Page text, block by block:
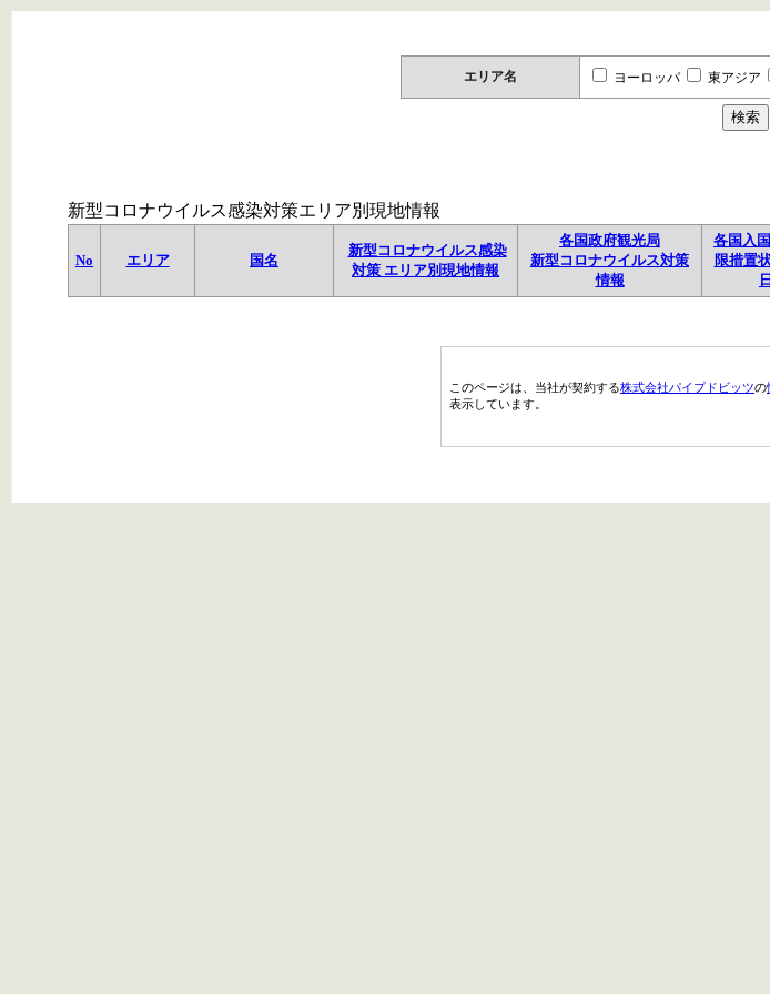
エリア名 ヨーロッパ 東アジア
新型コロナウイルス感染対策エリア別現地情報
No エリア 国名
新型コロナウイルス感染
対策 エリア別現地情報
各国政府観光局
新型コロナウイルス対策
情報
各国入
限措置
このページは、当社が契約する株式会社パイプドビッツの
表示しています。